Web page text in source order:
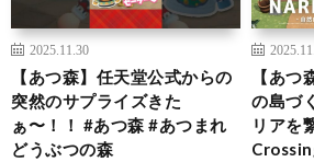
2025.11.30
【あつ森】任天堂公式からの
突然のサプライズきた
ぁ〜！！ #あつ森 #あつまれ
どうぶつの森
【あつ
の島づ
リアを